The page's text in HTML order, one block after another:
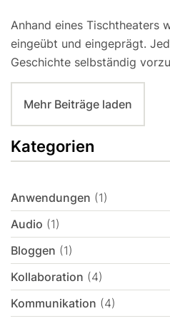
Anhand eines Tischtheaters
eingeübt und eingeprägt.
Geschichte selbständig
Mehr Beiträge laden
Kategorien
Anwendungen (1)
Audio (1)
Bloggen (1)
Kollaboration (4)
Kommunikation (4)